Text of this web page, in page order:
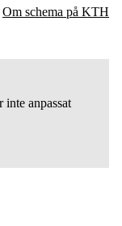
Om schema på KTH
anpassat